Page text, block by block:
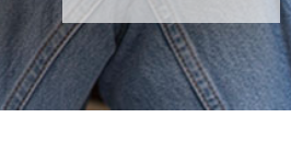
é
conf
ectio
nnés